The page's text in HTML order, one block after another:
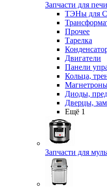
Запчасти для
ТЭНы для
Прочее
Тарелка
Двигатели
Панели
Кольца,
Диоды,
Дверцы,
Ещё 1
Запчасти для